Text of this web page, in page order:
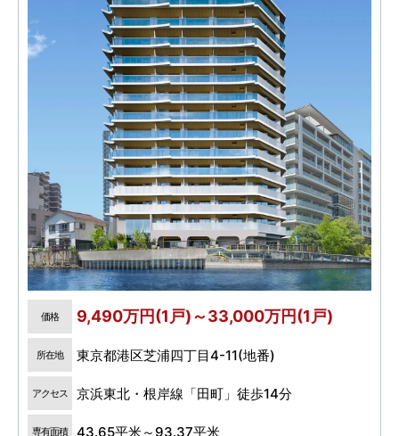
価格 9,490万円(1戸)～33,000万円(1戸)
所在地 東京都港区芝浦四丁目4-11(地番)
アクセス 京浜東北・根岸線「田町」徒歩14分
専有面積 43.65平米～93.37平米